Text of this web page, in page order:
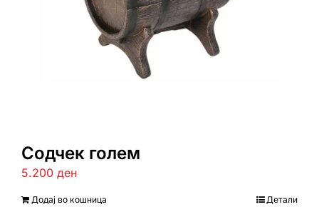
Содчек голем
5.200 ден
Додај во кошница Детали